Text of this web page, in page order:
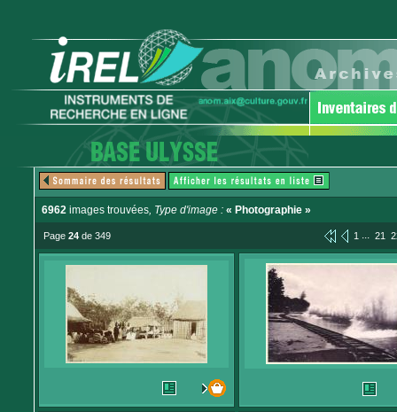
6962 images trouvées, Type d'image : « Photographie »
Page 24 de 349 1 ... 21